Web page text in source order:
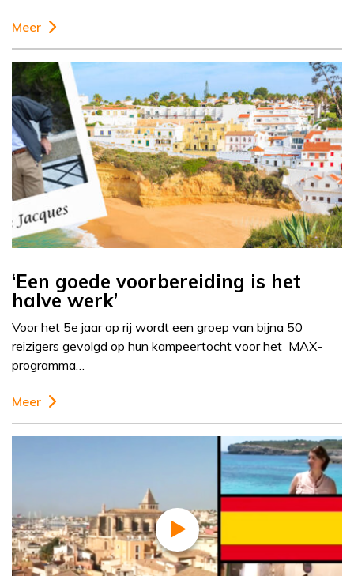
Meer
‘Een goede voorbereiding is het
halve werk’
Voor het 5e jaar op rij wordt een groep van bijna 50
reizigers gevolgd op hun kampeertocht voor het MAX-
programma…
Meer